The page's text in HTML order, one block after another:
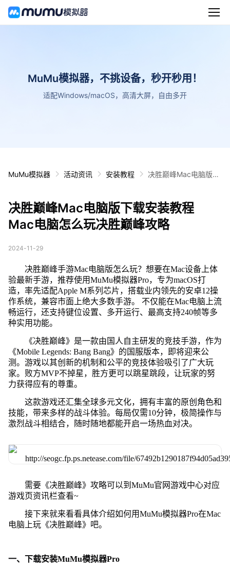
MuMu模拟器，不挑设备，秒开秒用！
适配Windows/macOS，高清大屏，自由多开
MuMu模拟器 活动资讯 安装教程
决胜巅峰Mac电脑版下
决胜巅峰Mac电脑版下载安装教程
Mac电脑怎么玩决胜巅峰攻略
2024-11-29
决胜巅峰手游Mac电脑版怎么玩？想要在Mac设备上体
验最新手游，推荐使用MuMu模拟器Pro，专为macOS打
造，率先适配Apple M系列芯片，搭载业内领先的安卓12操
作系统，兼容市面上绝大多数手游。 不仅能在Mac电脑上流
畅运行，还支持键位设置、多开运行、最高支持240帧等多
种实用功能。
《决胜巅峰》是一款由国人自主研发的竞技手游，作为
《Mobile Legends: Bang Bang》的国服版本，即将迎来公
测。游戏以其创新的机制和公平的竞技体验吸引了广大玩
家。败方MVP不掉星，胜方更可以跳星跳段，让玩家的努
力获得应有的尊重。
这款游戏还汇集全球多元文化，拥有丰富的原创角色和
技能，带来多样的战斗体验。每局仅需10分钟，极简操作与
激烈战斗相结合，随时随地都能开启一场热血对决。
需要《决胜巅峰》攻略可以到MuMu官网游戏中心对应
游戏页资讯栏查看~
接下来就来看看具体介绍如何用MuMu模拟器Pro在Mac
电脑上玩《决胜巅峰》吧。
一、下载安装MuMu模拟器Pro